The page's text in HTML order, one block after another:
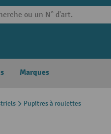
Marques
Pupitres à roulettes